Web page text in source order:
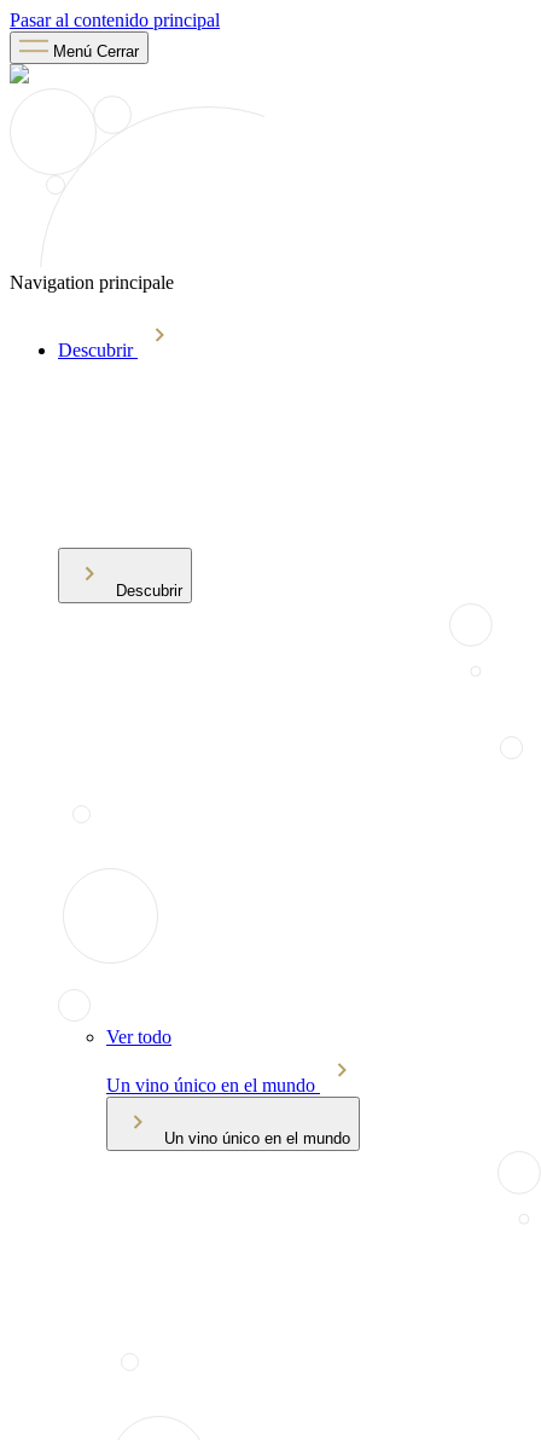
Pasar al contenido principal
Menú Cerrar
Navigation principale
Descubrir
Descubrir
Ver todo
Un vino único en el mundo
Un vino único en el mundo